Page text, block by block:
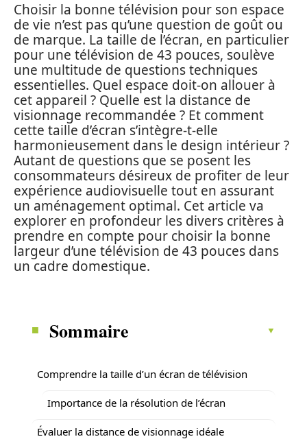
Choisir la bonne télévision pour son espace
de vie n’est pas qu’une question de goût ou
de marque. La taille de l’écran, en particulier
pour une télévision de 43 pouces, soulève
une multitude de questions techniques
essentielles. Quel espace doit-on allouer à
cet appareil ? Quelle est la distance de
visionnage recommandée ? Et comment
cette taille d’écran s’intègre-t-elle
harmonieusement dans le design intérieur ?
Autant de questions que se posent les
consommateurs désireux de profiter de leur
expérience audiovisuelle tout en assurant
un aménagement optimal. Cet article va
explorer en profondeur les divers critères à
prendre en compte pour choisir la bonne
largeur d’une télévision de 43 pouces dans
un cadre domestique.
Sommaire
Comprendre la taille d’un écran de télévision
Importance de la résolution de l’écran
Évaluer la distance de visionnage idéale